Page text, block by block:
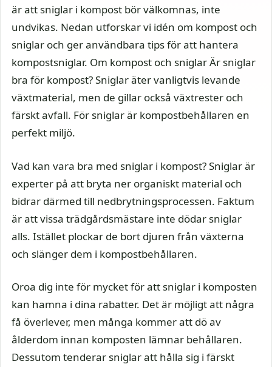
är att sniglar i kompost bör välkomnas, inte
undvikas. Nedan utforskar vi idén om kompost och
sniglar och ger användbara tips för att hantera
kompostsniglar. Om kompost och sniglar Är sniglar
bra för kompost? Sniglar äter vanligtvis levande
växtmaterial, men de gillar också växtrester och
färskt avfall. För sniglar är kompostbehållaren en
perfekt miljö.
Vad kan vara bra med sniglar i kompost? Sniglar är
experter på att bryta ner organiskt material och
bidrar därmed till nedbrytningsprocessen. Faktum
är att vissa trädgårdsmästare inte dödar sniglar
alls. Istället plockar de bort djuren från växterna
och slänger dem i kompostbehållaren.
Oroa dig inte för mycket för att sniglar i komposten
kan hamna i dina rabatter. Det är möjligt att några
få överlever, men många kommer att dö av
ålderdom innan komposten lämnar behållaren.
Dessutom tenderar sniglar att hålla sig i färskt